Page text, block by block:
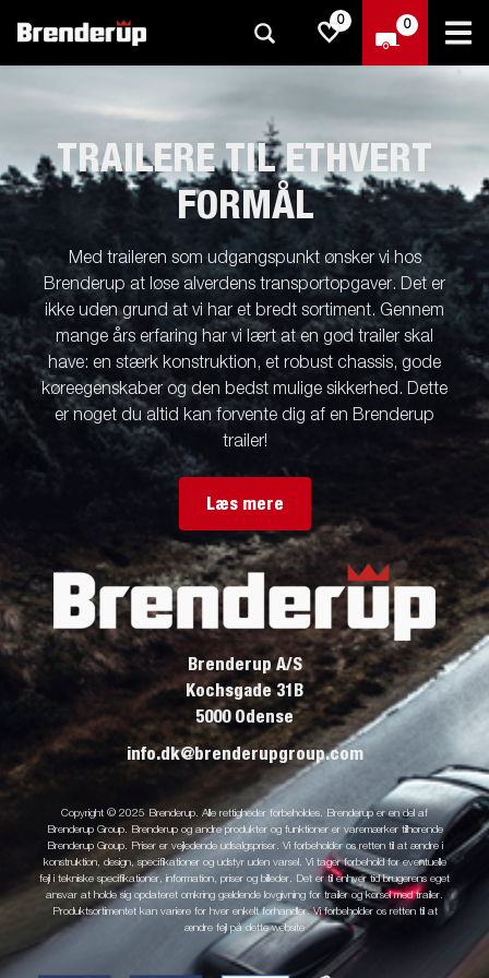
0 0
TRAILERE TIL ETHVERT
FORMÅL
Med traileren som udgangspunkt ønsker vi hos
Brenderup at løse alverdens transportopgaver. Det er
ikke uden grund at vi har et bredt sortiment. Gennem
mange års erfaring har vi lært at en god trailer skal
have: en stærk konstruktion, et robust chassis, gode
køreegenskaber og den bedst mulige sikkerhed. Dette
er noget du altid kan forvente dig af en Brenderup
trailer!
Læs mere
Brenderup A/S
Kochsgade 31B
5000 Odense
info.dk@brenderupgroup.com
Copyright © 2025 Brenderup. Alle rettigheder forbeholdes. Brenderup er en del af
Brenderup Group. Brenderup og andre produkter og funktioner er varemærker tilhørende
Brenderup Group. Priser er vejledende udsalgspriser. Vi forbeholder os retten til at ændre i
konstruktion, design, specifikationer og udstyr uden varsel. Vi tager forbehold for eventuelle
fejl i tekniske specifikationer, information, priser og billeder. Det er til enhver tid brugerens eget
ansvar at holde sig opdateret omkring gældende lovgivning for trailer og kørsel med trailer.
Produktsortimentet kan variere for hver enkelt forhandler. Vi forbeholder os retten til at
ændre fejl på dette website